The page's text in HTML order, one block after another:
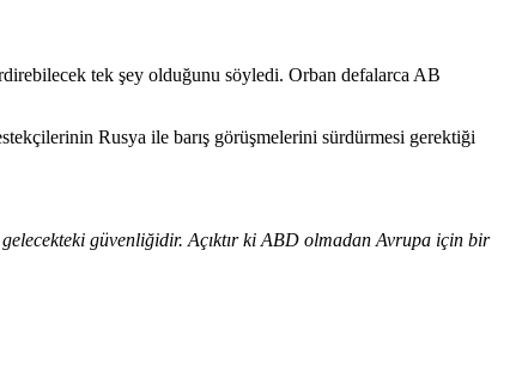
tek şey olduğunu söyledi. Orban defalarca AB
Rusya ile barış görüşmelerini sürdürmesi gerektiği
güvenliğidir. Açıktır ki ABD olmadan Avrupa için bir